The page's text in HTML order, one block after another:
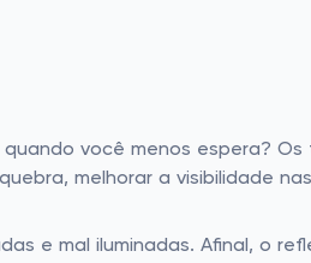
você menos espera?
melhorar a visibilidade
e mal iluminadas. Afinal, o